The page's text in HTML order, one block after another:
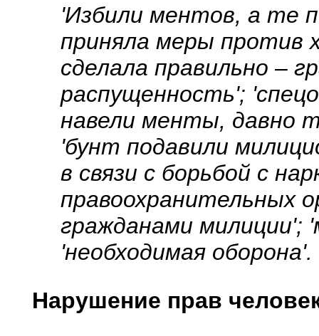
'Избили ментов, а те
приняла меры против
сделала правильно –
распущенность';
навели менты, давно
'бунт подавили
в связи с борьбой с
правоохранительных
гражданами милиции';
'необходимая оборона'.
Нарушение прав